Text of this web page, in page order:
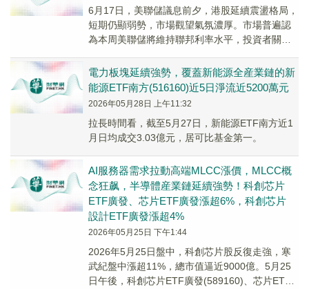
6月17日，美聯儲議息前夕，港股延續震盪格局，
短期仍顯弱勢，市場觀望氣氛濃厚。市場普遍認
為本周美聯儲將維持聯邦利率水平，投資者關注
「偏鴿...
電力板塊延續強勢，覆蓋新能源全産業鏈的新
能源ETF南方(516160)近5日淨流近5200萬元
2026年05月28日 上午11:32
拉長時間看，截至5月27日，新能源ETF南方近1
月日均成交3.03億元，居可比基金第一。
AI服務器需求拉動高端MLCC漲價，MLCC概
念狂飙，半導體産業鏈延續強勢！科創芯片
ETF廣發、芯片ETF廣發漲超6%，科創芯片
設計ETF廣發漲超4%
2026年05月25日 下午1:44
2026年5月25日盤中，科創芯片股反復走強，寒
武紀盤中漲超11%，總市值逼近9000億。5月25
日午後，科創芯片ETF廣發(589160)、芯片ETF